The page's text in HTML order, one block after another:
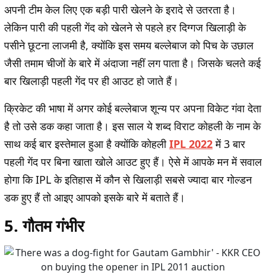
अपनी टीम केल लिए एक बड़ी पारी खेलने के इरादे से उतरता है।
लेकिन पारी की पहली गेंद को खेलने से पहले हर दिग्गज खिलाड़ी के
पसीने छूटना लाजमी है, क्योंकि इस समय बल्लेबाज को पिच के उछाल
जैसी तमाम चीजों के बारे में अंदाजा नहीं लग पाता है। जिसके चलते कई
बार खिलाड़ी पहली गेंद पर ही आउट हो जाते हैं।
क्रिकेट की भाषा में अगर कोई बल्लेबाज शून्य पर अपना विकेट गंवा देता
है तो उसे डक कहा जाता है। इस साल ये शब्द विराट कोहली के नाम के
साथ कई बार इस्तेमाल हुआ है क्योंकि कोहलीIPL 2022में 3 बार
पहली गेंद पर बिना खाता खोले आउट हुए हैं। ऐसे में आपके मन में सवाल
होगा कि IPL के इतिहास में कौन से खिलाड़ी सबसे ज्यादा बार गोल्डन
डक हुए हैं तो आइए आपको इसके बारे में बताते हैं।
5. गौतम गंभीर